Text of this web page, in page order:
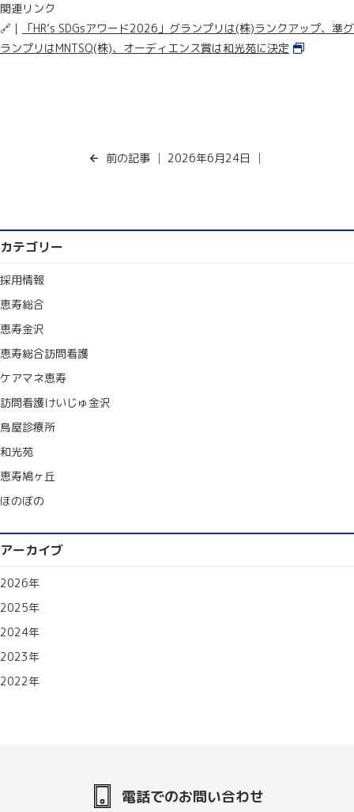
カテゴリー
採用情報
恵寿総合
恵寿金沢
恵寿総合訪問看護
ケアマネ恵寿
訪問看護けいじゅ金沢
鳥屋診療所
和光苑
恵寿鳩ヶ丘
ほのぼの
アーカイブ
2026年
2025年
2024年
2023年
2022年
関連リンク
🔗｜
「HR’s SDGsアワード2026」グランプリは(株)ランクアップ、準グ
ランプリはMNTSQ(株)、オーディエンス賞は和光苑に決定
前の記事│ 2026年6月24日 │
電話でのお問い合わせ